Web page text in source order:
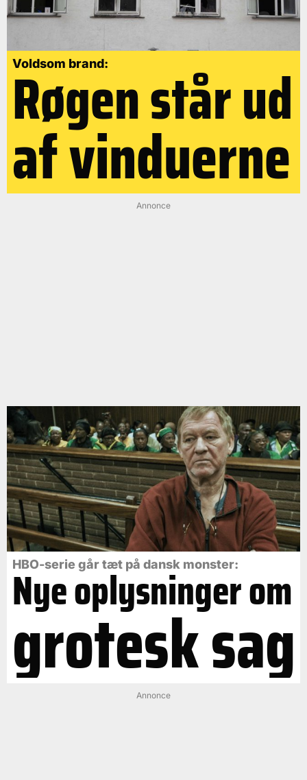
Voldsom brand:
Røgen står ud
af vinduerne
Annonce
HBO-serie går tæt på dansk monster:
Nye oplysninger om
grotesk sag
Annonce